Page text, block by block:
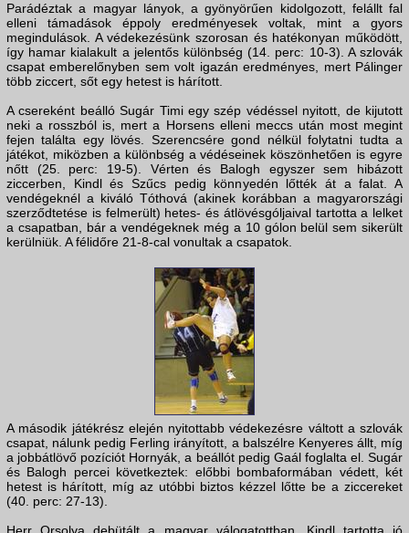
Parádéztak a magyar lányok, a gyönyörűen kidolgozott, felállt fal
elleni támadások éppoly eredményesek voltak, mint a gyors
megindulások. A védekezésünk szorosan és hatékonyan működött,
így hamar kialakult a jelentős különbség (14. perc: 10-3). A szlovák
csapat emberelőnyben sem volt igazán eredményes, mert Pálinger
több ziccert, sőt egy hetest is hárított.
A csereként beálló Sugár Timi egy szép védéssel nyitott, de kijutott
neki a rosszból is, mert a Horsens elleni meccs után most megint
fejen találta egy lövés. Szerencsére gond nélkül folytatni tudta a
játékot, miközben a különbség a védéseinek köszönhetően is egyre
nőtt (25. perc: 19-5). Vérten és Balogh egyszer sem hibázott
ziccerben, Kindl és Szűcs pedig könnyedén lőtték át a falat. A
vendégeknél a kiváló Tóthová (akinek korábban a magyarországi
szerződtetése is felmerült) hetes- és átlövésgóljaival tartotta a lelket
a csapatban, bár a vendégeknek még a 10 gólon belül sem sikerült
kerülniük. A félidőre 21-8-cal vonultak a csapatok.
A második játékrész elején nyitottabb védekezésre váltott a szlovák
csapat, nálunk pedig Ferling irányított, a balszélre Kenyeres állt, míg
a jobbátlövő pozíciót Hornyák, a beállót pedig Gaál foglalta el. Sugár
és Balogh percei következtek: előbbi bombaformában védett, két
hetest is hárított, míg az utóbbi biztos kézzel lőtte be a ziccereket
(40. perc: 27-13).